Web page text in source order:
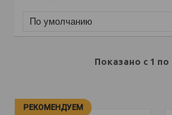
Показано с 1 по
РЕКОМЕНДУЕМ